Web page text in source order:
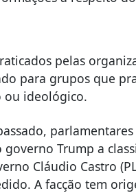
pelas
para grupos que
ideológico.
parlamentares
Trump a
Cláudio Castro
A facção tem